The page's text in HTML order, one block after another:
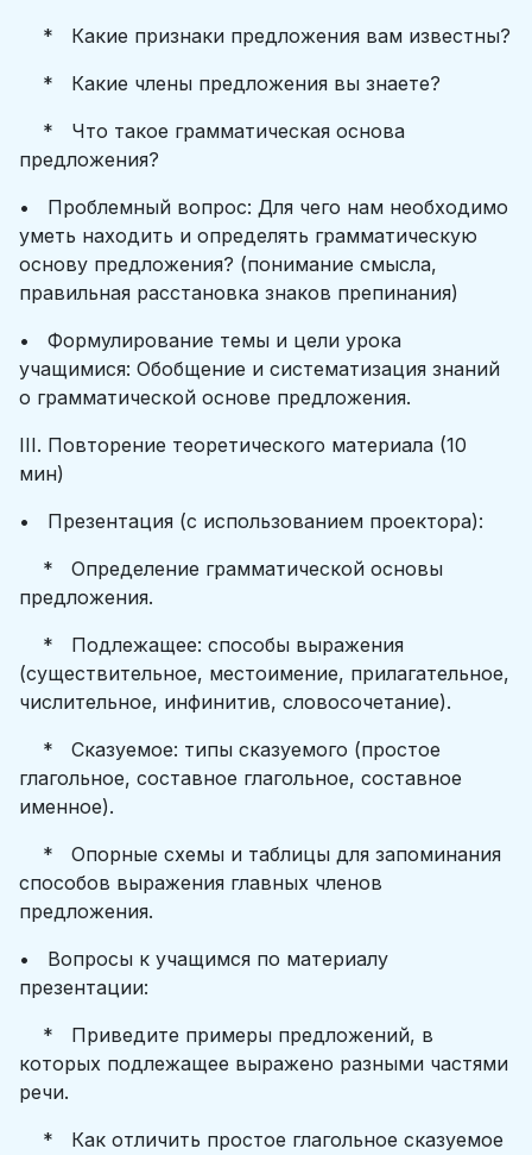
* Какие признаки предложения вам известны?
* Какие члены предложения вы знаете?
* Что такое грамматическая основа
предложения?
• Проблемный вопрос: Для чего нам необходимо
уметь находить и определять грамматическую
основу предложения? (понимание смысла,
правильная расстановка знаков препинания)
• Формулирование темы и цели урока
учащимися: Обобщение и систематизация знаний
о грамматической основе предложения.
III. Повторение теоретического материала (10
мин)
• Презентация (с использованием проектора):
* Определение грамматической основы
предложения.
* Подлежащее: способы выражения
(существительное, местоимение, прилагательное,
числительное, инфинитив, словосочетание).
* Сказуемое: типы сказуемого (простое
глагольное, составное глагольное, составное
именное).
* Опорные схемы и таблицы для запоминания
способов выражения главных членов
предложения.
• Вопросы к учащимся по материалу
презентации:
* Приведите примеры предложений, в
которых подлежащее выражено разными частями
речи.
* Как отличить простое глагольное сказуемое